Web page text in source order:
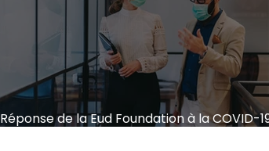
Réponse de la Eud Foundation à la COVID-